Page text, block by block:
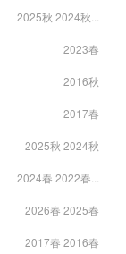
2025秋 2024秋...
2023春
2016秋
2017春
2025秋 2024秋
2024春 2022春...
2026春 2025春
2017春 2016春